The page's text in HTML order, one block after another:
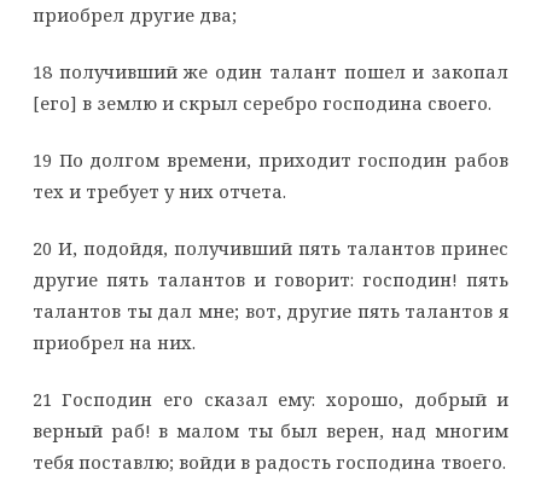
приобрел другие два;
18 получивший же один талант пошел и закопал
[его] в землю и скрыл серебро господина своего.
19 По долгом времени, приходит господин рабов
тех и требует у них отчета.
20 И, подойдя, получивший пять талантов принес
другие пять талантов и говорит: господин! пять
талантов ты дал мне; вот, другие пять талантов я
приобрел на них.
21 Господин его сказал ему: хорошо, добрый и
верный раб! в малом ты был верен, над многим
тебя поставлю; войди в радость господина твоего.